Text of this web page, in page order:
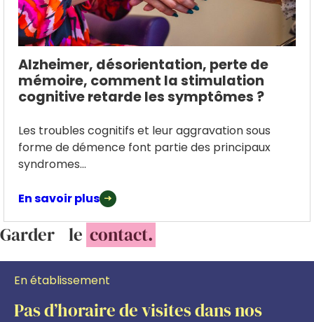
Alzheimer, désorientation, perte de
mémoire, comment la stimulation
cognitive retarde les symptômes ?
Les troubles cognitifs et leur aggravation sous
forme de démence font partie des principaux
syndromes...
En savoir plus
Garder le contact.
En établissement
Pas d’horaire de visites dans nos